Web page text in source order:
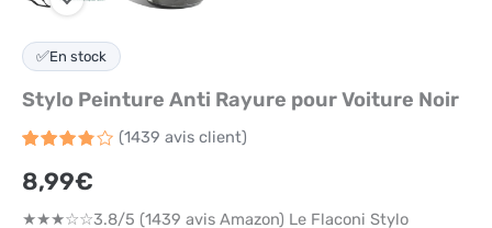
✅En stock
Stylo Peinture Anti Rayure pour Voiture Noir
3.8
sur 5
sur
(1439 avis client)
8,99€
★★★☆☆3.8/5 (1439 avis Amazon) Le Flaconi Stylo